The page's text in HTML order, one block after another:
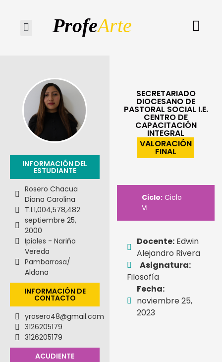
ProfeArte
INFORMACIÓN DEL
ESTUDIANTE
Rosero Chacua
Diana Carolina
T.I.1,004,578,482
septiembre 25,
2000
Ipiales - Nariño
Vereda
Pambarrosa/
Aldana
INFORMACIÓN DE
CONTACTO
yrosero48@gmail.com
3126205179
3126205179
ACUDIENTE
SECRETARIADO
DIOCESANO DE
PASTORAL SOCIAL I.E.
CENTRO DE
CAPACITACIÓN
INTEGRAL
VALORACIÓN
FINAL
Ciclo: Ciclo
VI
Docente: Edwin
Alejandro Rivera
Asignatura:
Filosofía
Fecha:
noviembre 25,
2023